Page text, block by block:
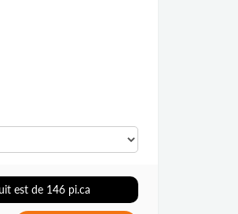
est de 146 pi.ca